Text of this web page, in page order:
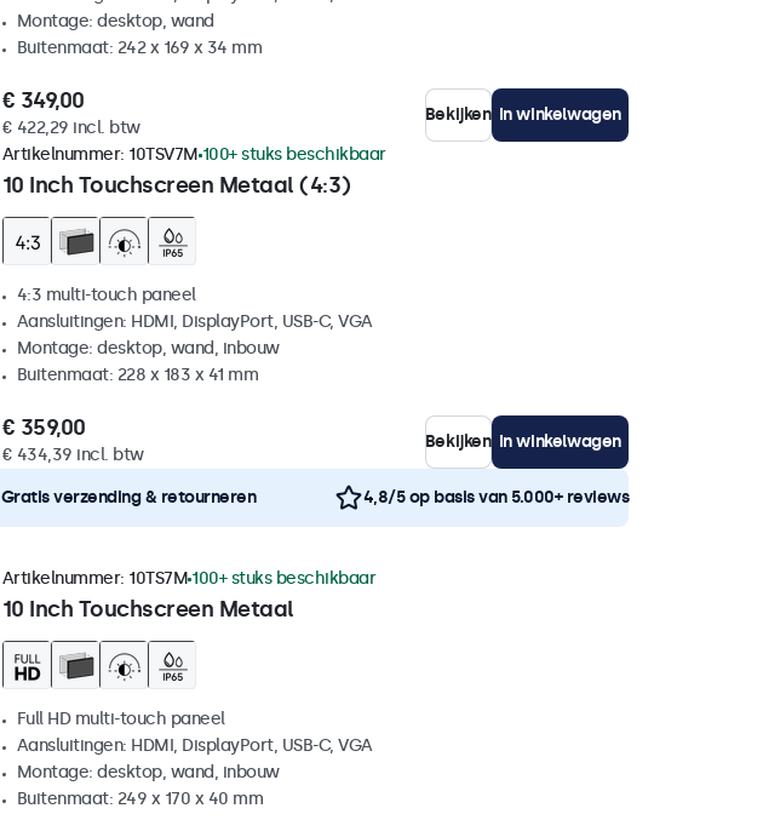
Montage: desktop, wand
Buitenmaat: 242 x 169 x 34 mm
€ 349,00
€ 422,29 incl. btw
Bekijken In winkelwagen
10 Inch Touchscreen Metaal (4:3)
Artikelnummer: 10TSV7M 100+ stuks beschikbaar
4:3 multi-touch paneel
Aansluitingen: HDMI, DisplayPort, USB-C, VGA
Montage: desktop, wand, inbouw
Buitenmaat: 228 x 183 x 41 mm
€ 359,00
€ 434,39 incl. btw
Bekijken In winkelwagen
Gratis verzending & retourneren 4,8/5 op basis van 5.000+ reviews
10 Inch Touchscreen Metaal
Artikelnummer: 10TS7M 100+ stuks beschikbaar
Full HD multi-touch paneel
Aansluitingen: HDMI, DisplayPort, USB-C, VGA
Montage: desktop, wand, inbouw
Buitenmaat: 249 x 170 x 40 mm